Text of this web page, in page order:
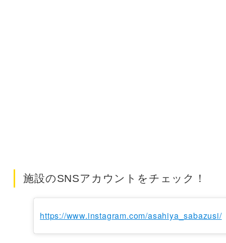
施設のSNSアカウントをチェック！
https://www.instagram.com/asahiya_sabazusi/